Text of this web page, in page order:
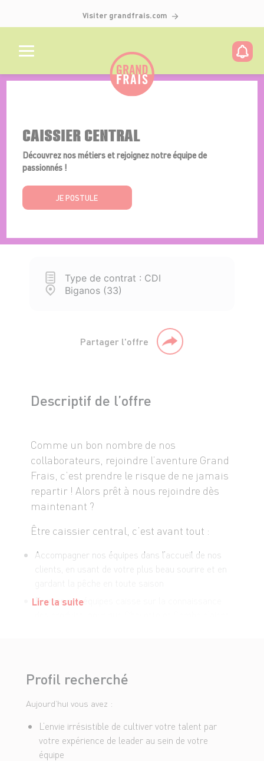
Visiter grandfrais.com
CAISSIER CENTRAL
Découvrez nos métiers et rejoignez notre équipe de
passionnés !
JE POSTULE
Type de contrat : CDI
Biganos (33)
Partager l'offre
Descriptif de l’offre
Comme un bon nombre de nos
collaborateurs, rejoindre l’aventure Grand
Frais, c’est prendre le risque de ne jamais
repartir ! Alors prêt à nous rejoindre dès
maintenant ?
Être caissier central, c’est avant tout :
Accompagner nos équipes dans l’accueil de nos
clients, en usant de votre plus beau sourire et en
Former nos équipes caisse sur la connaissance
Garantir la fluidité en caisse, en participant
en évitant les embouteillages !
Veiller à l’encaissement fiable de chacun de nos
clients par nos hôtes de caisse, dans le respect
des procédures
Lire la suite
Profil recherché
Aujourd’hui vous avez :
L’envie irrésistible de cultiver votre talent par
votre expérience de leader au sein de votre
équipe